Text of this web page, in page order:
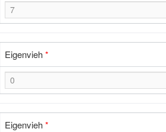
Eigenvieh*
Eigenvieh*